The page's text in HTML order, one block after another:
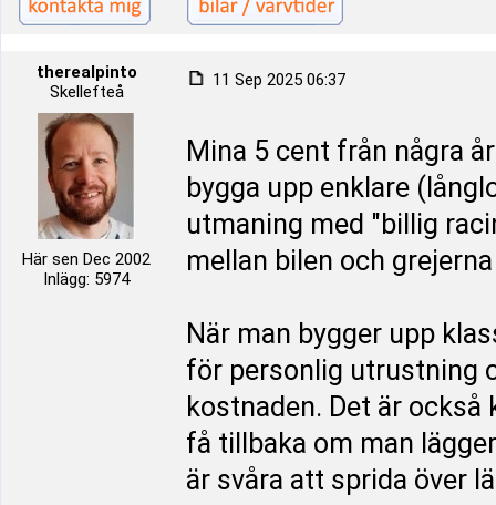
therealpinto
Skellefteå
Här sen Dec 2002
Inlägg: 5974
11 Sep 2025 06:37
Mina 5 cent från några
bygga upp enklare
utmaning med "billig
mellan bilen och
När man bygger upp
för personlig utrustning
kostnaden. Det är
få tillbaka om man
är svåra att sprida över